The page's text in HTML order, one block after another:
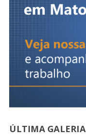
ÚLTIMA GALERIA